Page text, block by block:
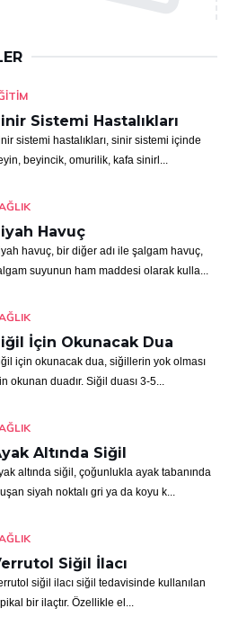
Sistemi Hastalıkları
sistemi hastalıkları, sinir sistemi içinde
beyincik, omurilik, kafa sinirl...
Havuç
havuç, bir diğer adı ile şalgam havuç,
suyunun ham maddesi olarak kulla...
İçin Okunacak Dua
için okunacak dua, siğillerin yok olması
okunan duadır. Siğil duası 3-5...
Altında Siğil
altında siğil, çoğunlukla ayak tabanında
siyah noktalı gri ya da koyu k...
Siğil İlacı
siğil ilacı siğil tedavisinde kullanılan
bir ilaçtır. Özellikle el...